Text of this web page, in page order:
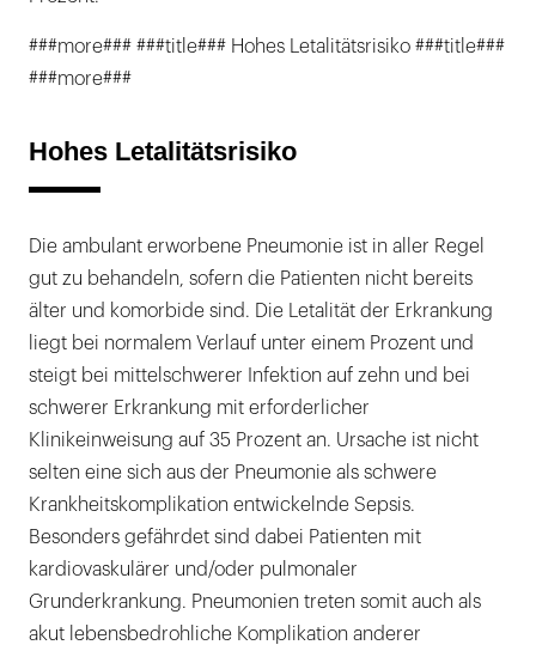
###more### ###title### Hohes Letalitätsrisiko ###title###
###more###
Hohes Letalitätsrisiko
Die ambulant erworbene Pneumonie ist in aller Regel
gut zu behandeln, sofern die Patienten nicht bereits
älter und komorbide sind. Die Letalität der Erkrankung
liegt bei normalem Verlauf unter einem Prozent und
steigt bei mittelschwerer Infektion auf zehn und bei
schwerer Erkrankung mit erforderlicher
Klinikeinweisung auf 35 Prozent an. Ursache ist nicht
selten eine sich aus der Pneumonie als schwere
Krankheitskomplikation entwickelnde Sepsis.
Besonders gefährdet sind dabei Patienten mit
kardiovaskulärer und/oder pulmonaler
Grunderkrankung. Pneumonien treten somit auch als
akut lebensbedrohliche Komplikation anderer